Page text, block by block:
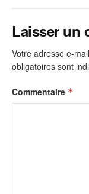
Laisser un
Votre adresse e-
obligatoires sont
Commentaire *